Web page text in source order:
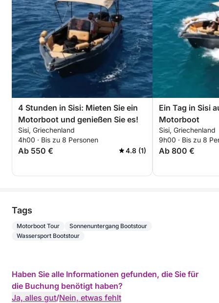
4 Stunden in Sisi: Mieten Sie ein
Motorboot und genießen Sie es!
Sisi, Griechenland
4h00 · Bis zu 8 Personen
Ab 550 € 4.8 (1)
Ein Tag in Sisi
Motorboot
Sisi, Griechenland
9h00 · Bis zu 8
Ab 800 €
Tags
Motorboot Tour
Sonnenuntergang Bootstour
Wassersport Bootstour
Haben Sie alle Informationen gefunden, die Sie für
die Buchung benötigt haben?
Ja, alles gut/Nein, etwas fehlt